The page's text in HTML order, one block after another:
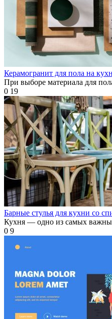
Керамогранит для пола на
При выборе материала для
0 19
Барные стулья для кухни со
Кухня — одно из самых
0 9